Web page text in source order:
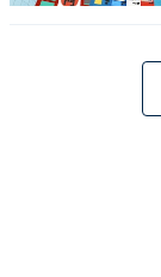
こちらもおすすめ